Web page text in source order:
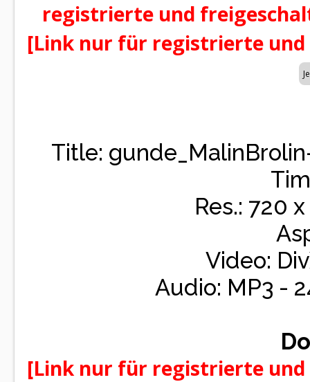
registrierte und
[Link nur für registrierte
Title:
Res.: 720
Video:
Audio: MP3 -
[Link nur für registrierte